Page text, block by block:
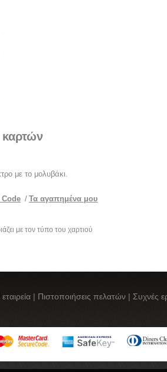
καρτών
με το μολυβάκι.
Code / Τα αγαπημένα μου
με τον τύπο του χαρτιού
| Πιστοποιήσεις πελατών | Συχνές